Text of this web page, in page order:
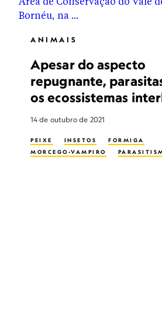
ANIMAIS
Apesar do aspecto
repugnante,
os ecossistemas
14 de outubro de 2021
PEIXE INSETOS
FORMIGA
MORCEGO-VAMPIRO